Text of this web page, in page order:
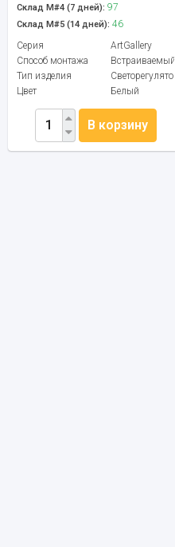
Склад М#4 (7 дней): 97
Склад М#5 (14 дней): 46
Серия
ArtGallery
Способ монтажа
Встраиваемый
Тип изделия
Светорегулятор
Цвет
Белый
В корзину